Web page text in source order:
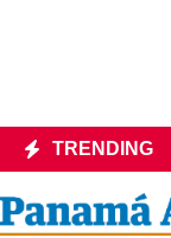
TRENDING